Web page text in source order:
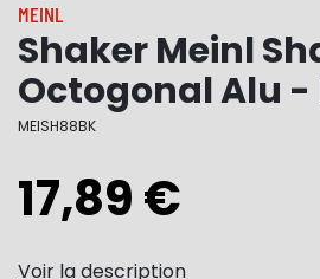
MEINL
Shaker Meinl
Octogonal Alu
MEISH88BK
17,89 €
Voir la description